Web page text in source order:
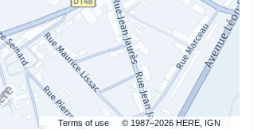
Terms of use © 1987–2026 HERE, IGN